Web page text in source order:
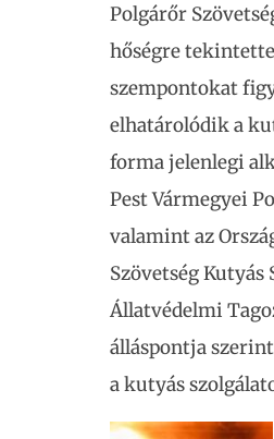
Polgárőr
hőségre
szempontokat
elhatárolódik a
forma jelenlegi
Pest Vármegyei
valamint az
Szövetség Kutyás
Állatvédelmi
álláspontja
a kutyás